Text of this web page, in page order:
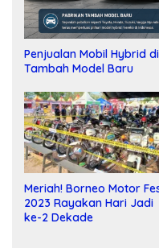
Penjualan Mobil Hybrid
Tambah Model Baru
Meriah! Borneo Motor
2023 Rayakan Hari Jadi
ke-2 Dekade